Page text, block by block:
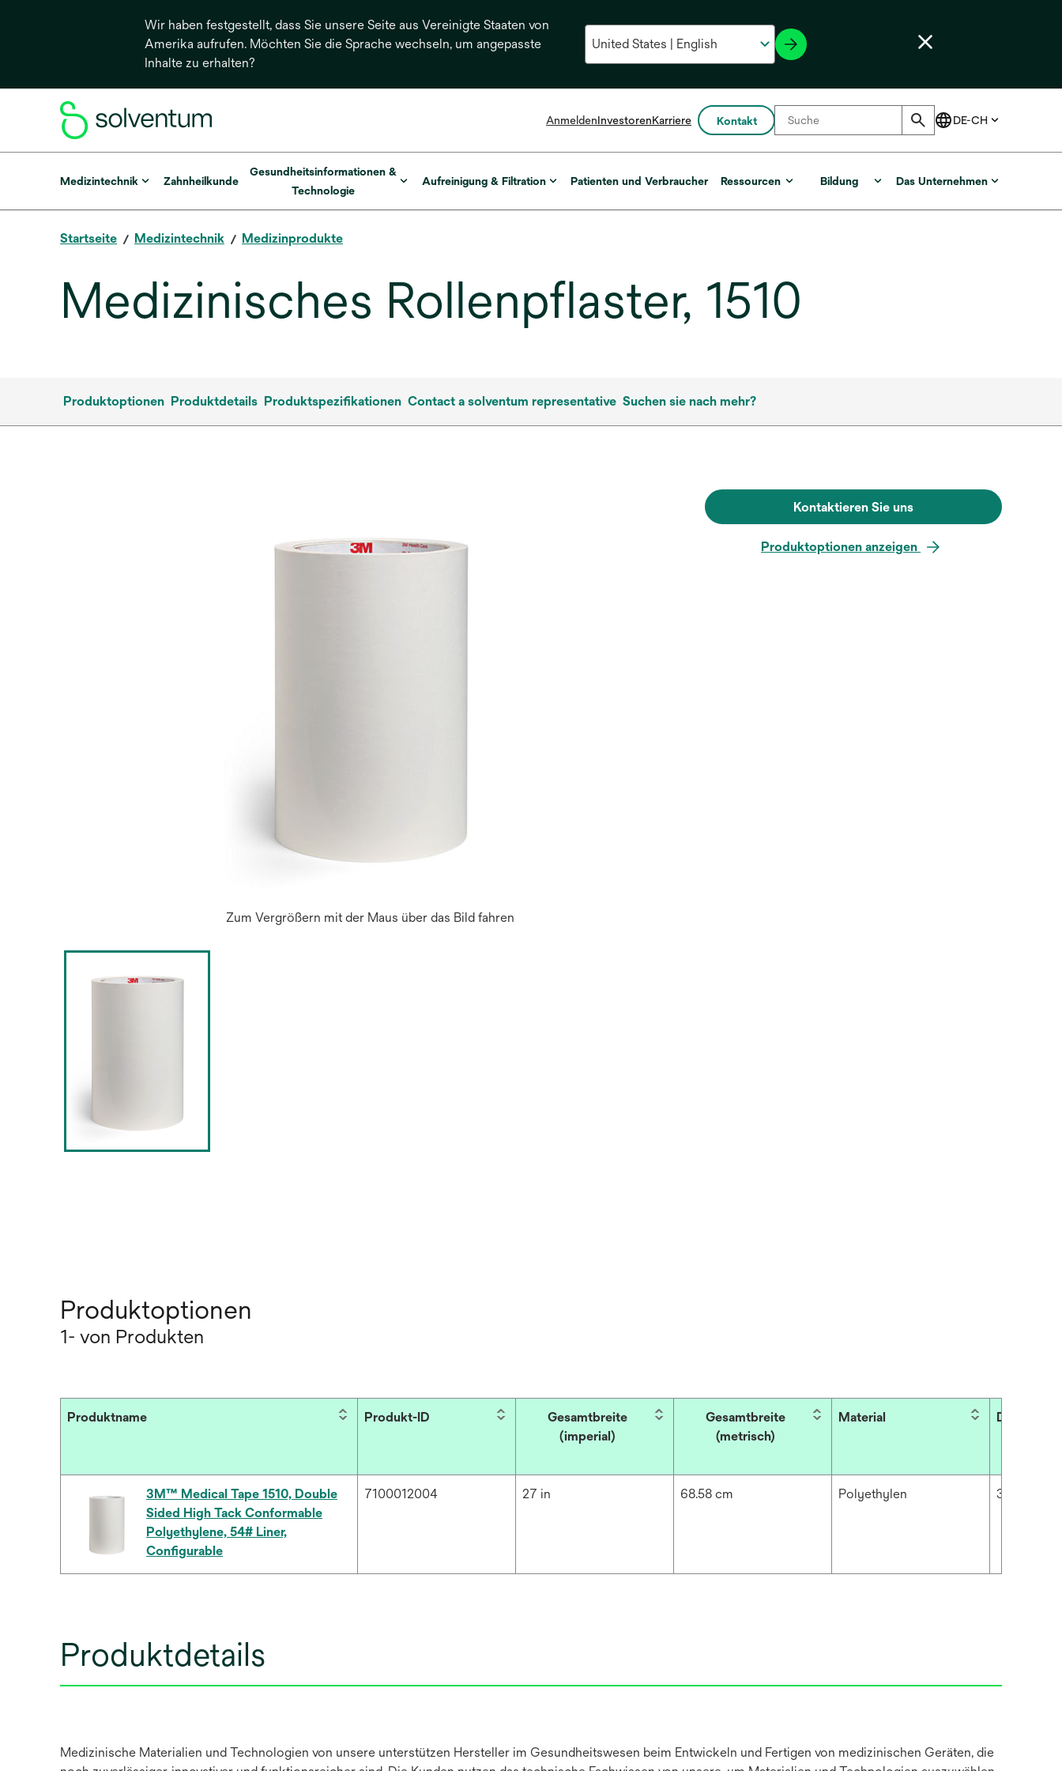
Wir haben festgestellt, dass Sie unsere Seite aus Vereinigte Staaten von
Amerika aufrufen. Möchten Sie die Sprache wechseln, um angepasste
Inhalte zu erhalten?
AnmeldenInvestorenKarriere Kontakt
Medizintechnik Zahnheilkunde
Gesundheitsinformationen &
Technologie
Aufreinigung & Filtration Patienten und Verbraucher Ressourcen Bildung Das Unternehmen
Startseite Medizintechnik Medizinprodukte
Medizinisches Rollenpflaster, 1510
Produktoptionen Produktdetails Produktspezifikationen Contact a solventum representative Suchen sie nach mehr?
Zum Vergrößern mit der Maus über das Bild fahren
Kontaktieren Sie uns
Produktoptionen anzeigen
Produktoptionen
1- von Produkten
Produktname Produkt-ID
Gesamtbreite
(imperial)
Gesamtbreite
(metrisch)
Material Dicke
3M™ Medical Tape 1510, Double
Sided High Tack Conformable
Polyethylene, 54# Liner,
Configurable
7100012004 27 in 68.58 cm Polyethylen 3.937 mil
Produktdetails
Medizinische Materialien und Technologien von unsere unterstützen Hersteller im Gesundheitswesen beim Entwickeln und Fertigen von medizinischen Geräten, die